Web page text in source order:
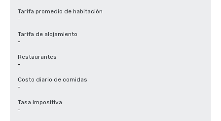
Tarifa promedio de habitación
-
Tarifa de alojamiento
-
Restaurantes
-
Costo diario de comidas
-
Tasa impositiva
-